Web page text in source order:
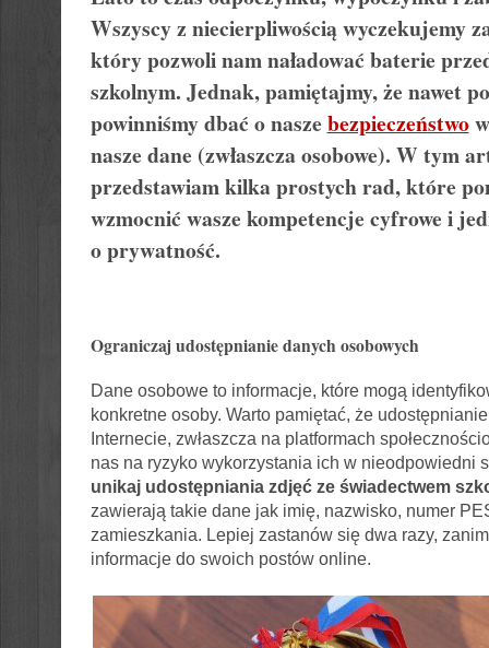
Wszyscy z niecierpliwością wyczekujemy
który pozwoli nam naładować baterie
szkolnym. Jednak, pamiętajmy, że nawet
powinniśmy dbać o nasze bezpieczeństwo
nasze dane (zwłaszcza osobowe). W tym
przedstawiam kilka prostych rad, które
wzmocnić wasze kompetencje cyfrowe i
o prywatność.
Ograniczaj udostępnianie danych osobowych
Dane osobowe to informacje, które mogą
konkretne osoby. Warto pamiętać, że
Internecie, zwłaszcza na platformach
nas na ryzyko wykorzystania ich w nieodpowiedni
unikaj udostępniania zdjęć ze świadectwem
zawierają takie dane jak imię, nazwisko, numer
zamieszkania. Lepiej zastanów się dwa razy,
informacje do swoich postów online.